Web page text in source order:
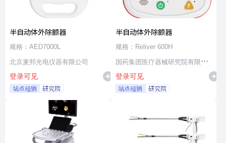
半自动体外除颤器
规格：AED7000L
北京麦邦光电仪器有限公司
登录可见
站点经销 研究院
半自动体外除颤器
规格：Reliver 600H
国药集团医疗器械研究院有限公
司
登录可见
站点经销 研究院